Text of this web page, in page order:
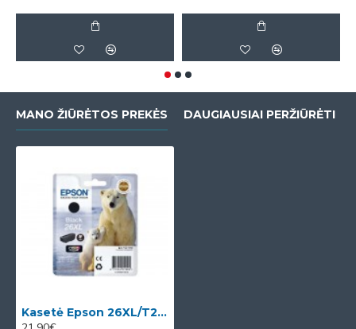
MANO ŽIŪRĖTOS PREKĖS DAUGIAUSIAI PERŽIŪRĖTI
Kasetė Epson 26XL/T2621 (C13T26214012) OEM